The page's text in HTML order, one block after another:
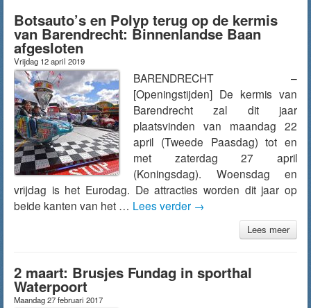
Botsauto’s en Polyp terug op de kermis
van Barendrecht: Binnenlandse Baan
afgesloten
Vrijdag 12 april 2019
BARENDRECHT –
[Openingstijden] De kermis van
Barendrecht zal dit jaar
plaatsvinden van maandag 22
april (Tweede Paasdag) tot en
met zaterdag 27 april
(Koningsdag). Woensdag en
vrijdag is het Eurodag. De attracties worden dit jaar op
beide kanten van het … Lees verder →
Lees meer
2 maart: Brusjes Fundag in sporthal
Waterpoort
Maandag 27 februari 2017